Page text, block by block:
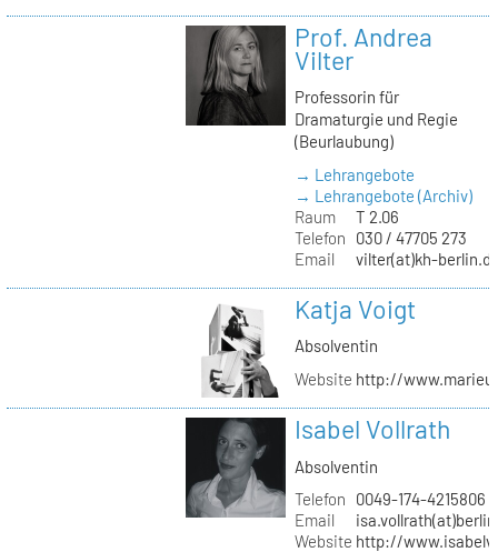
Prof. Andrea
Vilter
Professorin für
Dramaturgie und Regie
(Beurlaubung)
→ Lehrangebote
→ Lehrangebote (Archiv)
Raum
T 2.06
Telefon
030 / 47705 273
Email
vilter(at)kh-
Katja Voigt
Absolventin
Website http://
Isabel Vollrath
Absolventin
Telefon
0049-174-4215806
Email
Website http://